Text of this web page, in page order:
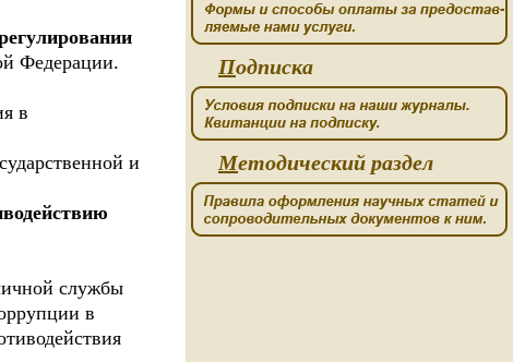
Подписка
Методический раздел
Федерации.
в
и
службы
в